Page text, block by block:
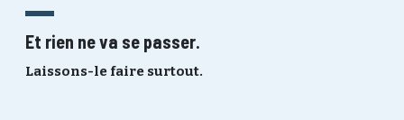
Et rien ne va se passer.
Laissons-le faire surtout.
PASSWORD*
MOT DE PASSE
M'INSCRIRE